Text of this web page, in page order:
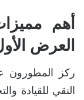
العرض
ركز المطورون
النقي للقيادة